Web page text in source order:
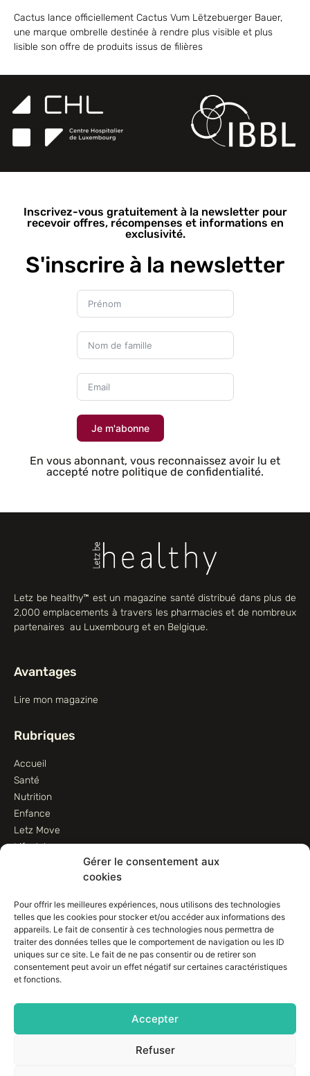
Gérer le consentement aux
cookies
Pour offrir les meilleures expériences, nous utilisons des technologies
telles que les cookies pour stocker et/ou accéder aux informations des
appareils. Le fait de consentir à ces technologies nous permettra de
traiter des données telles que le comportement de navigation ou les ID
uniques sur ce site. Le fait de ne pas consentir ou de retirer son
consentement peut avoir un effet négatif sur certaines caractéristiques
et fonctions.
Accepter
Refuser
Cactus lance officiellement Cactus Vum Lëtzebuerger Bauer,
une marque ombrelle destinée à rendre plus visible et plus
lisible son offre de produits issus de filières
Inscrivez-vous gratuitement à la newsletter pour
recevoir offres, récompenses et informations en
exclusivité.
S'inscrire à la newsletter
Je m'abonne
En vous abonnant, vous reconnaissez avoir lu et
accepté notre politique de confidentialité.
Letz be healthy™ est un magazine santé distribué dans plus de
2,000 emplacements à travers les pharmacies et de nombreux
partenaires au Luxembourg et en Belgique.
Avantages
Lire mon magazine
Rubriques
Accueil
Santé
Nutrition
Enfance
Letz Move
Lifestyle
Informations
Contactez-nous
Conditions d’utilisation
Conditions de vente
Déclaration de confidentialité (UE)
Imprint